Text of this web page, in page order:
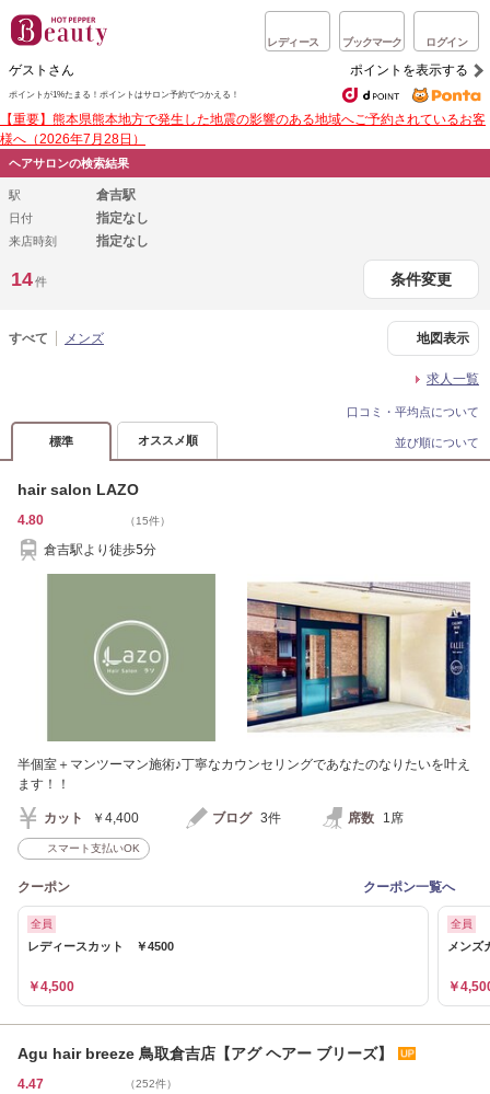
レディース ブックマーク ログイン
ゲストさん ポイントを表示する
ポイントが1%たまる！ ポイントはサロン予約でつかえる！
【重要】熊本県熊本地方で発生した地震の影響のある地域へご予約されているお客
様へ（2026年7月28日）
ヘアサロンの検索結果
駅 倉吉駅
日付 指定なし
来店時刻 指定なし
14件 条件変更
すべて メンズ 地図表示
求人一覧
口コミ・平均点について
標準 オススメ順 並び順について
hair salon LAZO
4.80 （15件）
倉吉駅より徒歩5分
半個室＋マンツーマン施術♪丁寧なカウンセリングであなたのなりたいを叶え
ます！！
カット ￥4,400 ブログ 3件 席数 1席
スマート支払いOK
クーポン クーポン一覧へ
全員
レディースカット ￥4500
￥4,500
全員
メン
￥
Agu hair breeze 鳥取倉吉店【アグ ヘアー ブリーズ】
4.47 （252件）